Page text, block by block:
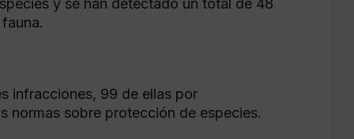
y se han detectado un total de 48
infracciones, 99 de ellas por
normas sobre protección de especies.